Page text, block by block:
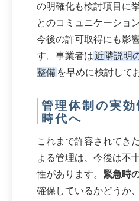
の明確化も検討項目に
とのコミュニケーショ
今後の許可取得にも影
す。事業者は近隣説明
整備 を早めに検討して
管理体制の実
時代へ
これまで許容されてき
よる管理は、今後は不
性があります。 緊急時
確保しているかどうか